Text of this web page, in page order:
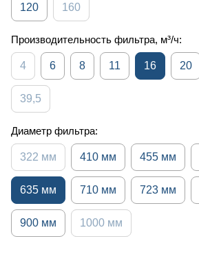
120 160
Производительность фильтра, м³/ч:
4 6 8 11 16 20
39,5
Диаметр фильтра:
322 мм 410 мм 455 мм
635 мм 710 мм 723 мм
900 мм 1000 мм